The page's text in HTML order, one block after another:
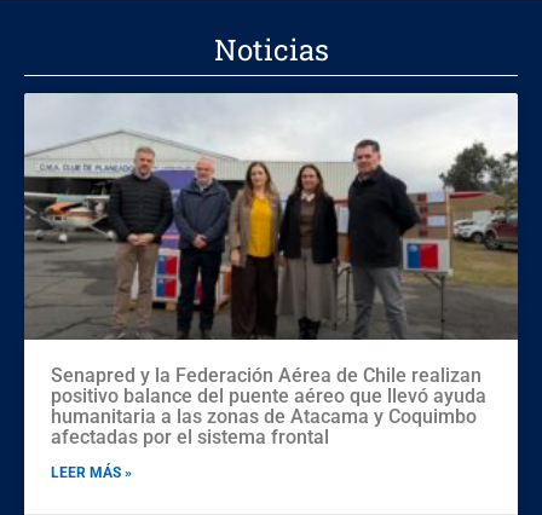
Noticias
Senapred y la Federación Aérea de Chile realizan
positivo balance del puente aéreo que llevó ayuda
humanitaria a las zonas de Atacama y Coquimbo
afectadas por el sistema frontal
LEER MÁS »